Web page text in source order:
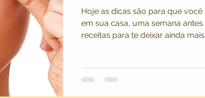
Hoje as dicas são para que
em sua casa, uma semana
receitas para te deixar ainda